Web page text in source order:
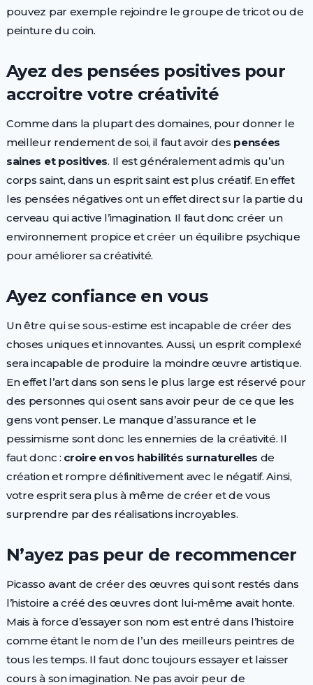
pouvez par exemple rejoindre le groupe de tricot ou de
peinture du coin.
Ayez des pensées positives pour
accroitre votre créativité
Comme dans la plupart des domaines, pour donner le
meilleur rendement de soi, il faut avoir des pensées
saines et positives. Il est généralement admis qu’un
corps saint, dans un esprit saint est plus créatif. En effet
les pensées négatives ont un effet direct sur la partie du
cerveau qui active l’imagination. Il faut donc créer un
environnement propice et créer un équilibre psychique
pour améliorer sa créativité.
Ayez confiance en vous
Un être qui se sous-estime est incapable de créer des
choses uniques et innovantes. Aussi, un esprit complexé
sera incapable de produire la moindre œuvre artistique.
En effet l’art dans son sens le plus large est réservé pour
des personnes qui osent sans avoir peur de ce que les
gens vont penser. Le manque d’assurance et le
pessimisme sont donc les ennemies de la créativité. Il
faut donc : croire en vos habilités surnaturelles de
création et rompre définitivement avec le négatif. Ainsi,
votre esprit sera plus à même de créer et de vous
surprendre par des réalisations incroyables.
N’ayez pas peur de recommencer
Picasso avant de créer des œuvres qui sont restés dans
l’histoire a créé des œuvres dont lui-même avait honte.
Mais à force d’essayer son nom est entré dans l’histoire
comme étant le nom de l’un des meilleurs peintres de
tous les temps. Il faut donc toujours essayer et laisser
cours à son imagination. Ne pas avoir peur de